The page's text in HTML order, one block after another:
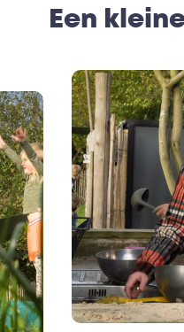
Een